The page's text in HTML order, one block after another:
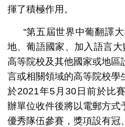
揮了積極作用。
“第五屆世界中葡翻譯
地、葡語國家、加入語言
高等院校及其他國家或地區
言或相關領域的高等院校學
於2021年5月30日前於比
辦單位收件後將以電郵方式
優秀隊伍參賽，獎項設有冠